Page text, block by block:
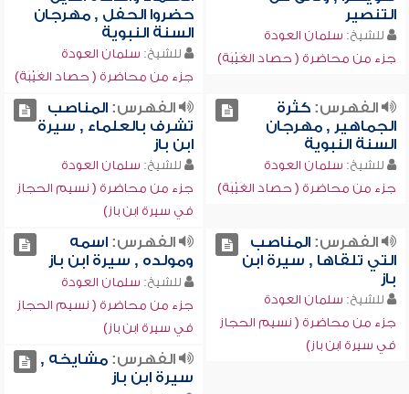
التنصير
للشيخ: سلمان العودة
جزء من محاضرة ( حصاد الغَيْبَة)
حضروا الحفل , مهرجان
السنة النبوية
للشيخ: سلمان العودة
جزء من محاضرة ( حصاد الغَيْبَة)
الفهرس:كثرة
الجماهير , مهرجان
السنة النبوية
للشيخ: سلمان العودة
جزء من محاضرة ( حصاد الغَيْبَة)
الفهرس:المناصب
تشرف بالعلماء , سيرة
ابن باز
للشيخ: سلمان العودة
جزء من محاضرة ( نسيم الحجاز
في سيرة ابن باز)
الفهرس:المناصب
التي تلقاها , سيرة ابن
باز
للشيخ: سلمان العودة
جزء من محاضرة ( نسيم الحجاز
في سيرة ابن باز)
الفهرس:اسمه
ومولده , سيرة ابن باز
للشيخ: سلمان العودة
جزء من محاضرة ( نسيم الحجاز
في سيرة ابن باز)
الفهرس:مشايخه ,
سيرة ابن باز